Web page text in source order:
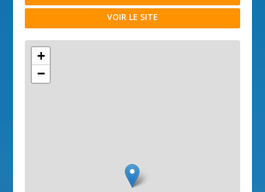
VOIR LE SITE
+
−